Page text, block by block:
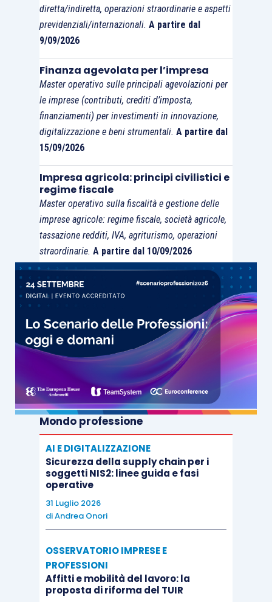
diretta/indiretta, operazioni straordinarie e aspetti
previdenziali/internazionali. A partire dal
9/09/2026
Finanza agevolata per l’impresa
Master operativo sulle principali agevolazioni per
le imprese (contributi, crediti d’imposta,
finanziamenti) per investimenti in innovazione,
digitalizzazione e beni strumentali. A partire dal
15/09/2026
Impresa agricola: principi civilistici e
regime fiscale
Master operativo sulla fiscalità e gestione delle
imprese agricole: regime fiscale, società agricole,
tassazione redditi, IVA, agriturismo, operazioni
straordinarie. A partire dal 10/09/2026
Mondo professione
AI E DIGITALIZZAZIONE
Sicurezza della supply chain per i
soggetti NIS2: linee guida e fasi
operative
31 Luglio 2026
diAndrea Onori
OSSERVATORIO IMPRESE E
PROFESSIONI
Affitti e mobilità del lavoro: la
proposta di riforma del TUIR